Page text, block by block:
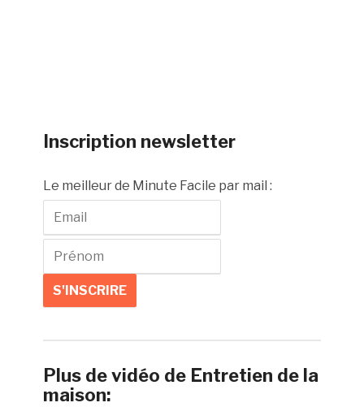
Inscription newsletter
Le meilleur de Minute Facile par mail :
Plus de vidéo de Entretien de la
maison: